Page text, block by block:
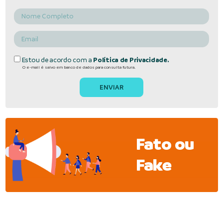
Estou de acordo com a Política de Privacidade.
O e-mail é salvo em banco de dados para consulta futura.
Fato ou
Fake